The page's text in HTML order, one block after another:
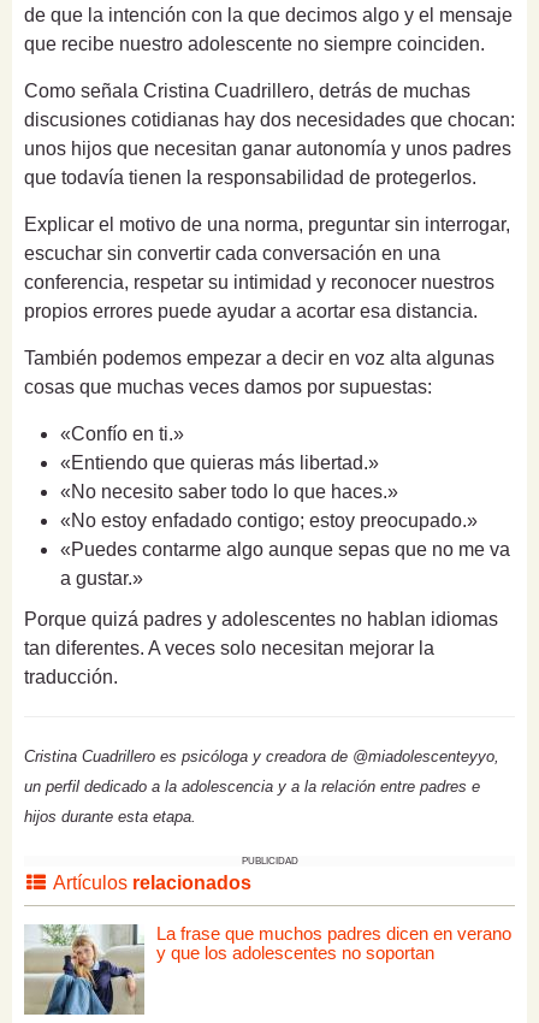
de que la intención con la que decimos algo y el mensaje
que recibe nuestro adolescente no siempre coinciden.
Como señala Cristina Cuadrillero, detrás de muchas
discusiones cotidianas hay dos necesidades que chocan:
unos hijos que necesitan ganar autonomía y unos padres
que todavía tienen la responsabilidad de protegerlos.
Explicar el motivo de una norma, preguntar sin interrogar,
escuchar sin convertir cada conversación en una
conferencia, respetar su intimidad y reconocer nuestros
propios errores puede ayudar a acortar esa distancia.
También podemos empezar a decir en voz alta algunas
cosas que muchas veces damos por supuestas:
«Confío en ti.»
«Entiendo que quieras más libertad.»
«No necesito saber todo lo que haces.»
«No estoy enfadado contigo; estoy preocupado.»
«Puedes contarme algo aunque sepas que no me va
a gustar.»
Porque quizá padres y adolescentes no hablan idiomas
tan diferentes. A veces solo necesitan mejorar la
traducción.
Cristina Cuadrillero es psicóloga y creadora de @miadolescenteyyo,
un perfil dedicado a la adolescencia y a la relación entre padres e
hijos durante esta etapa.
PUBLICIDAD
Artículos relacionados
La frase que muchos padres dicen en verano
y que los adolescentes no soportan